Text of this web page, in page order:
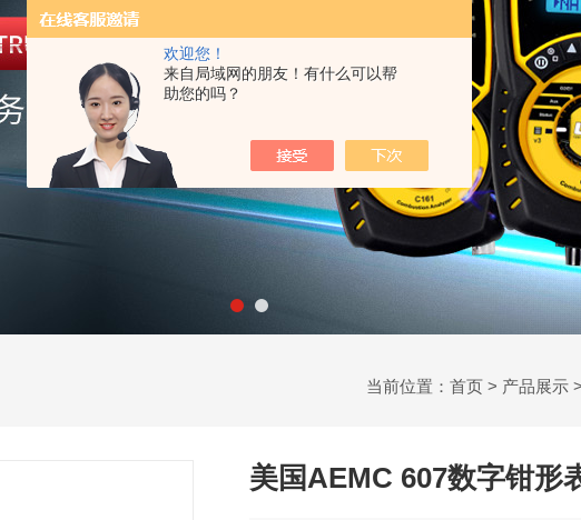
欢迎您！
来自局域网的朋友！有什么可以帮
助您的吗？
当前位置： 首页 > 产品展示 >
美国AEMC 607数字钳形